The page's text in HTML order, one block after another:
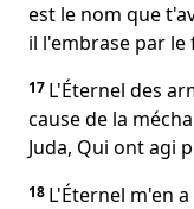
est le nom que
il l'embrase par le
17 L'Éternel des
cause de la
Juda, Qui ont agi
18 L'Éternel m'en